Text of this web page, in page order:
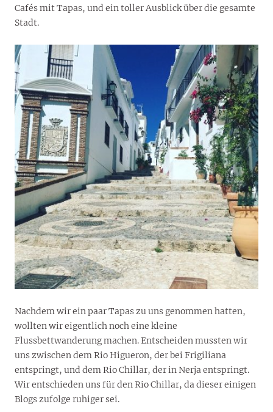
Cafés mit Tapas, und ein toller Ausblick über die gesamte
Stadt.
Nachdem wir ein paar Tapas zu uns genommen hatten,
wollten wir eigentlich noch eine kleine
Flussbettwanderung machen. Entscheiden mussten wir
uns zwischen dem Rio Higueron, der bei Frigiliana
entspringt, und dem Rio Chillar, der in Nerja entspringt.
Wir entschieden uns für den Rio Chillar, da dieser einigen
Blogs zufolge ruhiger sei.